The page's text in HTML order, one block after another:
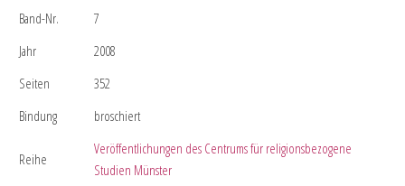
Band-Nr.
7
Jahr
2008
Seiten
352
Bindung
broschiert
Reihe
Veröffentlichungen des Centrums für religionsbezogene
Studien Münster